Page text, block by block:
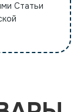
Статьи